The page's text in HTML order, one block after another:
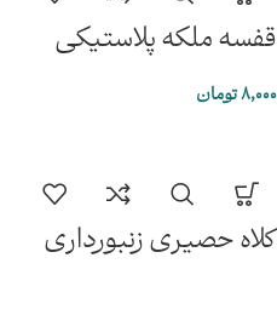
قفسه ملکه پلاستیکی
8,000تومان
کلاه حصیری زنبورداری